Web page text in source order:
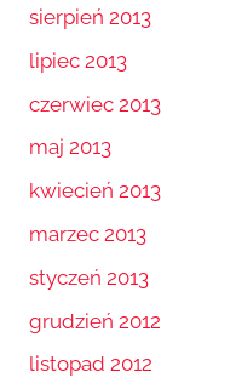
sierpień 2013
lipiec 2013
czerwiec 2013
maj 2013
kwiecień 2013
marzec 2013
styczeń 2013
grudzień 2012
listopad 2012